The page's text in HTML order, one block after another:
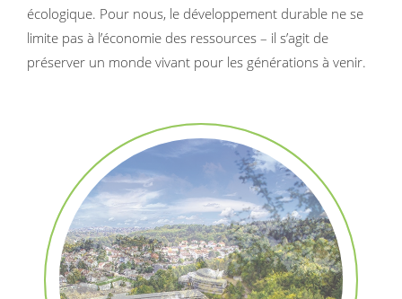
écologique. Pour nous, le développement durable ne se
limite pas à l’économie des ressources – il s’agit de
préserver un monde vivant pour les générations à venir.